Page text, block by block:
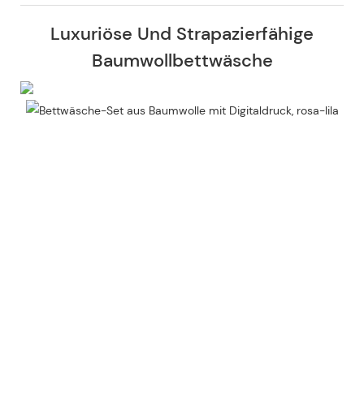
Luxuriöse Und Strapazierfähige
Baumwollbettwäsche